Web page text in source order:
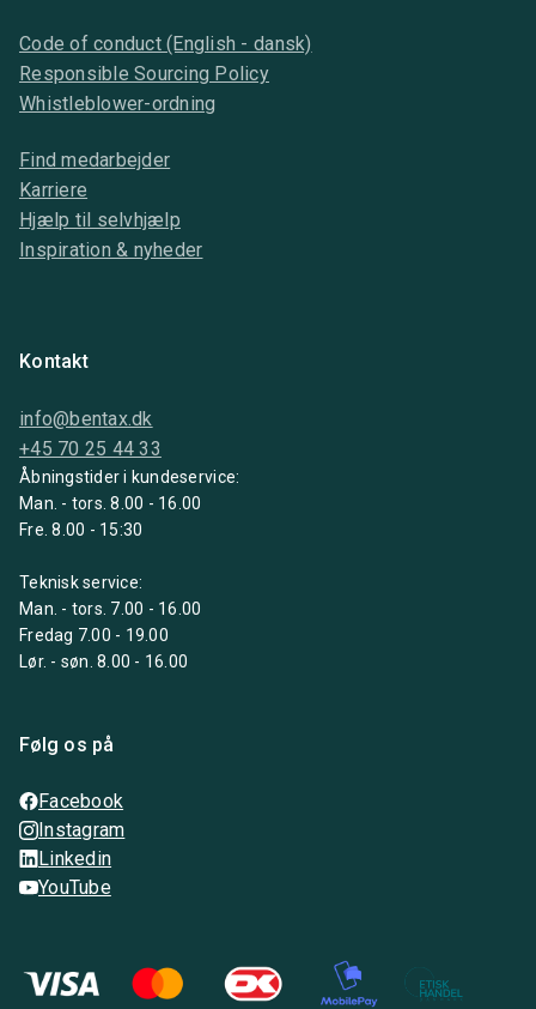
Code of conduct (English - dansk)
Responsible Sourcing Policy
Whistleblower-ordning
Find medarbejder
Karriere
Hjælp til selvhjælp
Inspiration & nyheder
Kontakt
info@bentax.dk
+45 70 25 44 33
Åbningstider i kundeservice:
Man. - tors. 8.00 - 16.00
Fre. 8.00 - 15:30
Teknisk service:
Man. - tors. 7.00 - 16.00
Fredag 7.00 - 19.00
Lør. - søn. 8.00 - 16.00
Følg os på
Facebook
Instagram
Linkedin
YouTube